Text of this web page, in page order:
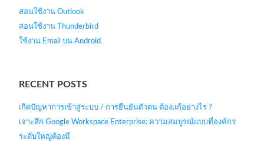
สอนใช้งาน Outlook
สอนใช้งาน Thunderbird
ใช้งาน Email บน Android
RECENT POSTS
เกิดปัญหาการเข้าสู่ระบบ / การยืนยันตัวตน ต้องแก้อย่างไร ?
เจาะลึก Google Workspace Enterprise: ความสมบูรณ์แบบที่องค์กร
ระดับใหญ่ต้องมี